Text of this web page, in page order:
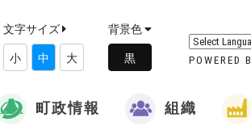
文字サイズ
小 中 大
背景色
POWERED
町政情報 組織